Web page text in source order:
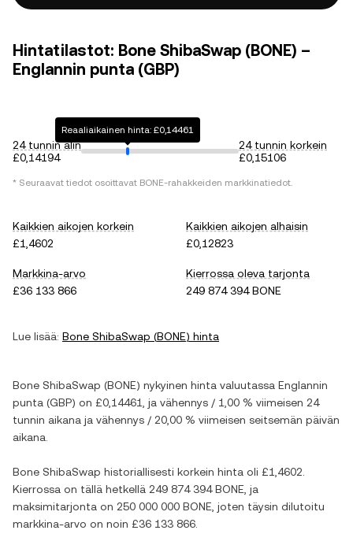
Hintatilastot: Bone ShibaSwap (BONE) –
Englannin punta (GBP)
24 tunnin alin
£0,14194
Reaaliaikainen hinta: £0,14461
24 tunnin korkein
£0,15106
* Seuraavat tiedot osoittavat BONE-rahakkeiden markkinatiedot.
Kaikkien aikojen korkein
£1,4602
Kaikkien aikojen alhaisin
£0,12823
Markkina-arvo
£36 133 866
Kierrossa oleva tarjonta
249 874 394 BONE
Lue lisää: Bone ShibaSwap (BONE) hinta
Bone ShibaSwap (BONE) nykyinen hinta valuutassa Englannin
punta (GBP) on £0,14461 , ja vähennys / 1,00 % viimeisen 24
tunnin aikana ja vähennys / 20,00 % viimeisen seitsemän päivän
aikana.
Bone ShibaSwap historiallisesti korkein hinta oli £1,4602
Kierrossa on tällä hetkellä 249 874 394 BONE , ja
maksimitarjonta on 250 000 000 BONE , joten täysin dilutoitu
markkina-arvo on noin £36 133 866